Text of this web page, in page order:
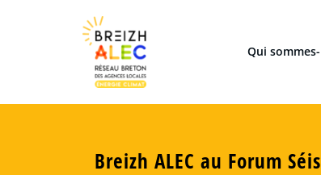
Qui
Breizh ALEC au Forum